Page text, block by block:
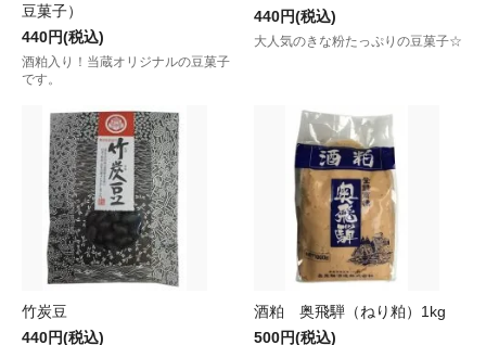
豆菓子）
440円(税込)
酒粕入り！当蔵オリジナルの豆菓子
です。
440円(税込)
大人気のきな粉たっぷりの豆菓子☆
竹炭豆
440円(税込)
酒粕 奥飛騨（ねり粕）1kg
500円(税込)